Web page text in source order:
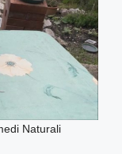
Naturali